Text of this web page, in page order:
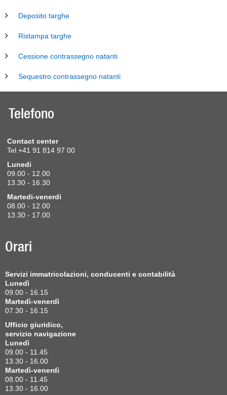
Deposito targhe
Ristampa targhe
Cessione contrassegno natanti
Sequestro contrassegno natanti
Telefono
Contact center
Tel.+41 91 814 97 00
Lunedi
09.00 - 12.00
13.30 - 16.30
Martedi-venerdi
08.00 - 12.00
13.30 - 17.00
Orari
Servizi immatricolazioni, conducenti e contabilità
Lunedì
09.00 - 16.15
Martedì-venerdì
07.30 - 16.15
Ufficio giuridico,
servizio navigazione
Lunedì
09.00 - 11.45
13.30 - 16.00
Martedì-venerdì
08.00 - 11.45
13.30 - 16.00